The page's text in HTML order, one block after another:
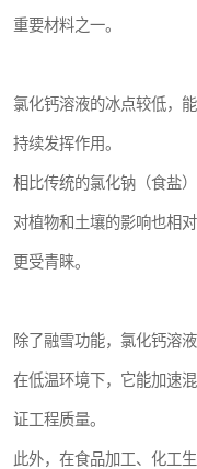
重要材料之一。
氯化钙溶液的冰点较低，
持续发挥作用。
相比传统的氯化钠（食盐
对植物和土壤的影响也相
更受青睐。
除了融雪功能，氯化钙溶
在低温环境下，它能加速
证工程质量。
此外，在食品加工、化工